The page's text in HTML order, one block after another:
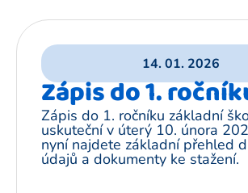
14. 01. 2026
Zápis do 1.
Zápis do 1. ročníku základní
uskuteční v úterý 10. února
nyní najdete základní přehled
údajů a dokumenty ke stažení.